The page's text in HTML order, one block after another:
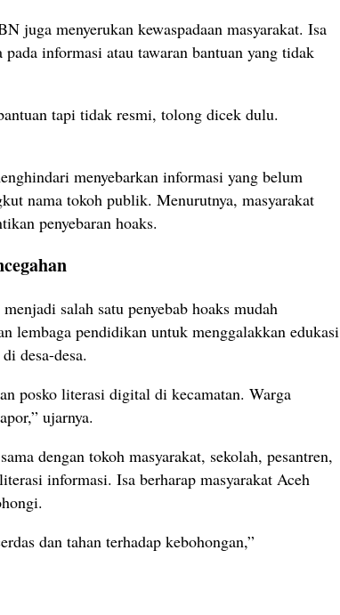
juga menyerukan kewaspadaan masyarakat. Isa
informasi atau tawaran bantuan yang tidak
tapi tidak resmi, tolong dicek dulu.
menyebarkan informasi yang belum
nama tokoh publik. Menurutnya, masyarakat
penyebaran hoaks.
salah satu penyebab hoaks mudah
lembaga pendidikan untuk menggalakkan edukasi
desa-desa.
posko literasi digital di kecamatan. Warga
ujarnya.
dengan tokoh masyarakat, sekolah, pesantren,
informasi. Isa berharap masyarakat Aceh
dan tahan terhadap kebohongan,”